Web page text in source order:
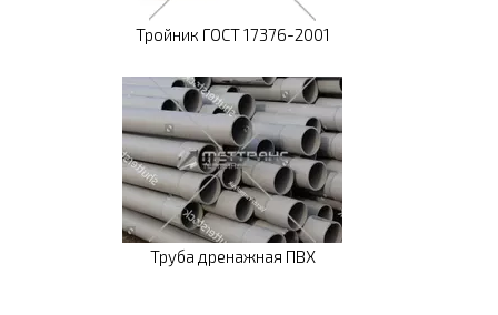
Тройник ГОСТ 17376-2001
Труба дренажная ПВХ